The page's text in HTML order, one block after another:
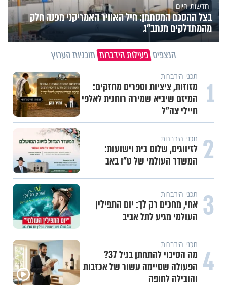
חדשות היום
בצל ההסכם המסתמן: חיל האוויר האמריקני מפנה חלק
מהמתדלקים מנתב"ג
הנצפים פעילות הידברות תוכניות הערוץ
1 תכני הידברות
מזוזות, ציציות וספרים מחזקים:
המיזם שיביא שמירה רוחנית לאלפי
חיילי צה"ל
2 תכני הידברות
לזיווגים, שלום בית וישועות:
המשדר העולמי של ט"ו באב
3 תכני הידברות
אחי, מחכים רק לך: יום התפילין
העולמי מגיע לתל אביב
4 תכני הידברות
מה הסיכוי להתחתן בגיל 37?
הפעולה שסיימה עשור של אכזבות
והובילה לחופה